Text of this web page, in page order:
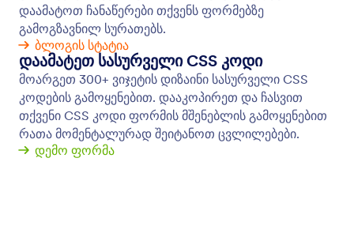
Let users upload, take, and preview images within
your form. Create a file upload form without any
coding and collect images from users from any
device.